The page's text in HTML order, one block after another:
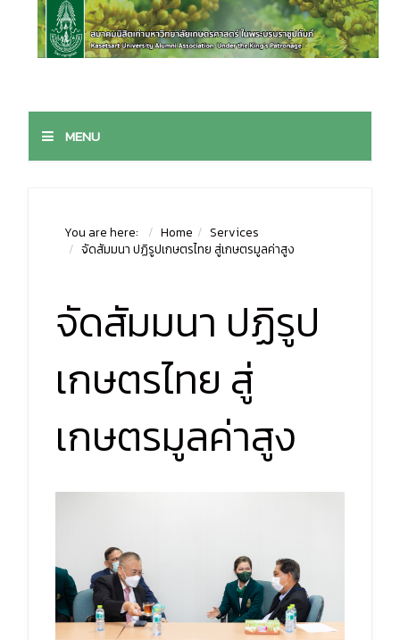
MENU
You are here: Home
Services
จัดสัมมนา ปฏิรูปเกษตรไทย สู่เกษตรมูลค่าสูง
จัดสัมมนา ปฏิรูป
เกษตรไทย สู่
เกษตรมูลค่าสูง